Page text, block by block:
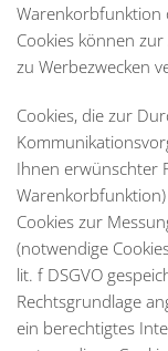
Warenkorbfunktion
Cookies können
zu Werbezwecken
Cookies, die zur
Ihnen erwünschter
Cookies zur
(notwendige
lit. f DSGVO
Rechtsgrundlage
ein berechtigtes